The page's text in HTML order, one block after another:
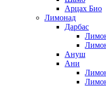
Арцах Био
Лимонад
Дарбас
Ануш
Ани